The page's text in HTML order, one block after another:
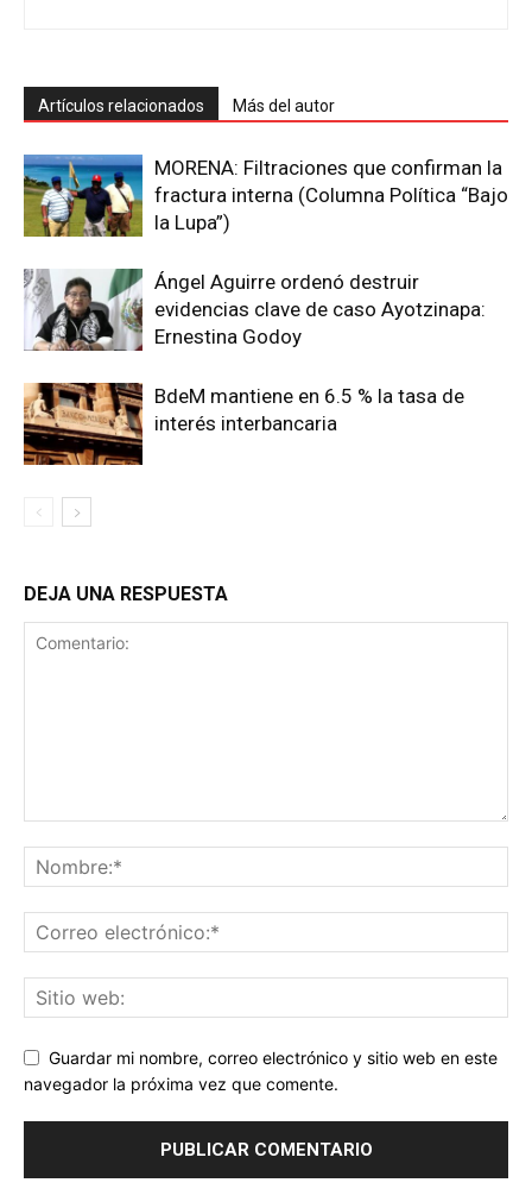
Artículos relacionados Más del autor
MORENA: Filtraciones que confirman la
fractura interna (Columna Política “Bajo
la Lupa”)
Ángel Aguirre ordenó destruir
evidencias clave de caso Ayotzinapa:
Ernestina Godoy
BdeM mantiene en 6.5 % la tasa de
interés interbancaria
DEJA UNA RESPUESTA
Guardar mi nombre, correo electrónico y sitio web en este
navegador la próxima vez que comente.